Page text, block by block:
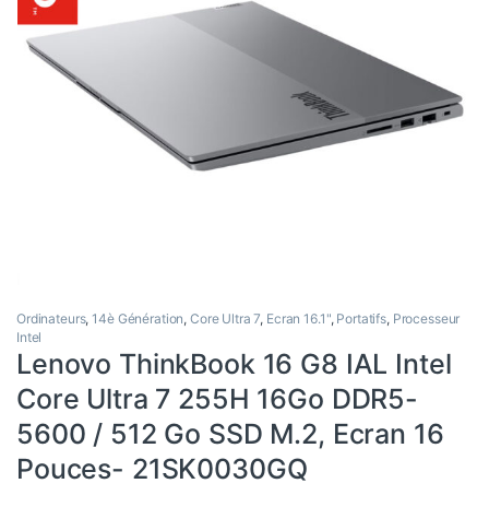
Ordinateurs,14è Génération, Core Ultra 7, Ecran 16.1", Portatifs, Processeur
Intel
Lenovo ThinkBook 16 G8 IAL Intel
Core Ultra 7 255H 16Go DDR5-
5600 / 512 Go SSD M.2, Ecran 16
Pouces- 21SK0030GQ